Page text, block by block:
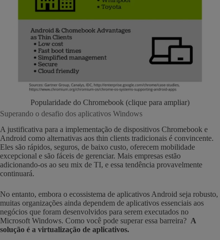
Popularidade do Chromebook (clique para ampliar)
Superando o desafio dos aplicativos Windows
A justificativa para a implementação de dispositivos Chromebook e
Android como alternativas aos thin clients tradicionais é convincente.
Eles são rápidos, seguros, de baixo custo, oferecem mobilidade
excepcional e são fáceis de gerenciar. Mais empresas estão
adicionando-os ao seu mix de TI, e essa tendência provavelmente
continuará.
No entanto, embora o ecossistema de aplicativos Android seja robusto,
muitas organizações ainda dependem de aplicativos essenciais aos
negócios que foram desenvolvidos para serem executados no
Microsoft Windows. Como você pode superar essa barreira? A
solução é a virtualização de aplicativos.